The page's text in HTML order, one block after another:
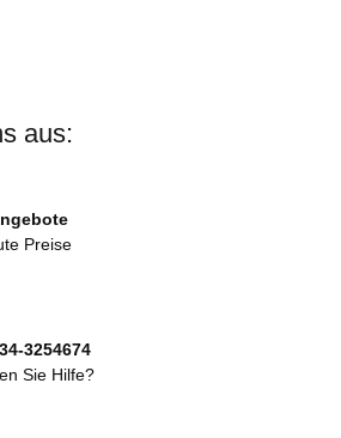
Motive
€*
aus:
Preise
3254674
Sie Hilfe?